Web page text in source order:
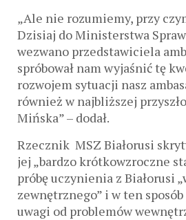
„Ale nie rozumiemy, przy
Dzisiaj do Ministerstwa
wezwano przedstawiciela
spróbował nam wyjaśnić tę
rozwojem sytuacji nasz
również w najbliższej
Mińska” – dodał.
Rzecznik MSZ Białorusi
jej „bardzo krótkowzroczne
próbę uczynienia z Białorusi
zewnętrznego” i w ten
uwagi od problemów